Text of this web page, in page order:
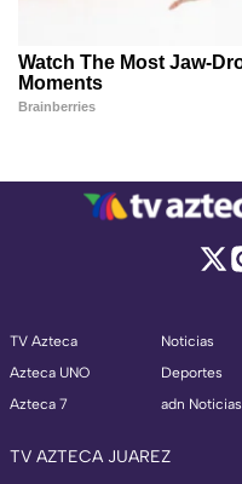
TV Azteca
Azteca UNO
Azteca 7
Noticias
Deportes
adn Noticias
TV AZTECA JUAREZ